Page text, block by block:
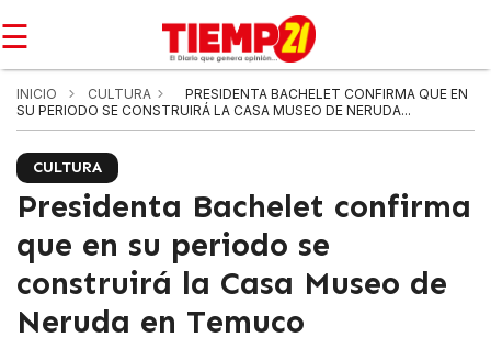
☰
INICIO CULTURA
PRESIDENTA BACHELET CONFIRMA QUE EN
SU PERIODO SE CONSTRUIRÁ LA CASA MUSEO DE NERUDA...
CULTURA
Presidenta Bachelet confirma
que en su periodo se
construirá la Casa Museo de
Neruda en Temuco